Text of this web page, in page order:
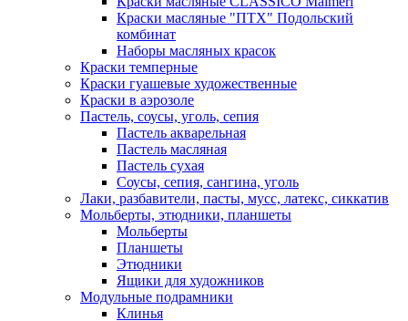
Краски масляные "ПТХ" Подольский
комбинат
Наборы масляных красок
Краски темперные
Краски гуашевые художественные
Краски в аэрозоле
Пастель, соусы, уголь, сепия
Пастель акварельная
Пастель масляная
Пастель сухая
Соусы, сепия, сангина, уголь
Лаки, разбавители, пасты, мусс, латекс, сиккатив
Мольберты, этюдники, планшеты
Мольберты
Планшеты
Этюдники
Ящики для художников
Модульные подрамники
Клинья